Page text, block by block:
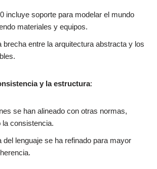
incluye soporte para modelar el mundo
materiales y equipos.
brecha entre la arquitectura abstracta y los
y la estructura:
se han alineado con otras normas,
la consistencia.
del lenguaje se ha refinado para mayor